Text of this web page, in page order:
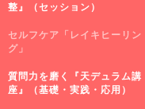
整』（セッション）
セルフケア「レイキヒーリン
グ」
質問力を磨く『天デュラム講
座』（基礎・実践・応用）